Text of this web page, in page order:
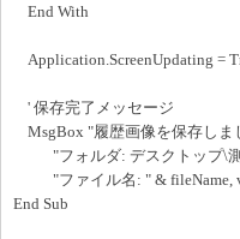
End With
Application.ScreenUpdating =
' 保存完了メッセージ
MsgBox "履歴画像を保存しま
"フォルダ: デスクトップ\測
"ファイル名: " & fileName,
End Sub